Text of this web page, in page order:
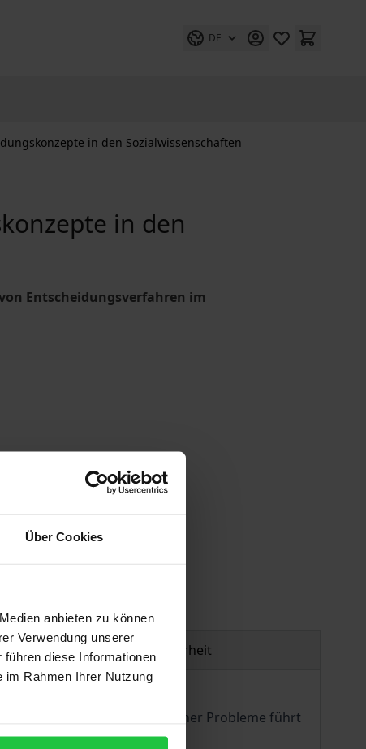
Über Cookies
anbieten zu können
Verwendung unserer
diese Informationen
im Rahmen Ihrer Nutzung
DE
in den Sozialwissenschaften
in den
Entscheidungsverfahren im
Produktsicherheit
Lösungen sozioökonomischer Probleme führt